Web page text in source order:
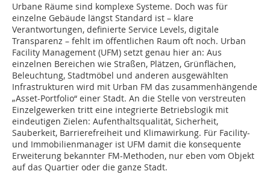
Urbane Räume sind komplexe Systeme. Doch was für
einzelne Gebäude längst Standard ist – klare
Verantwortungen, definierte Service Levels, digitale
Transparenz – fehlt im öffentlichen Raum oft noch. Urban
Facility Management (UFM) setzt genau hier an: Aus
einzelnen Bereichen wie Straßen, Plätzen, Grünflächen,
Beleuchtung, Stadtmöbel und anderen ausgewählten
Infrastrukturen wird mit Urban FM das zusammenhängende
„Asset-Portfolio“ einer Stadt. An die Stelle von verstreuten
Einzelgewerken tritt eine integrierte Betriebslogik mit
eindeutigen Zielen: Aufenthaltsqualität, Sicherheit,
Sauberkeit, Barrierefreiheit und Klimawirkung. Für Facility-
und Immobilienmanager ist UFM damit die konsequente
Erweiterung bekannter FM-Methoden, nur eben vom Objekt
auf das Quartier oder die ganze Stadt.